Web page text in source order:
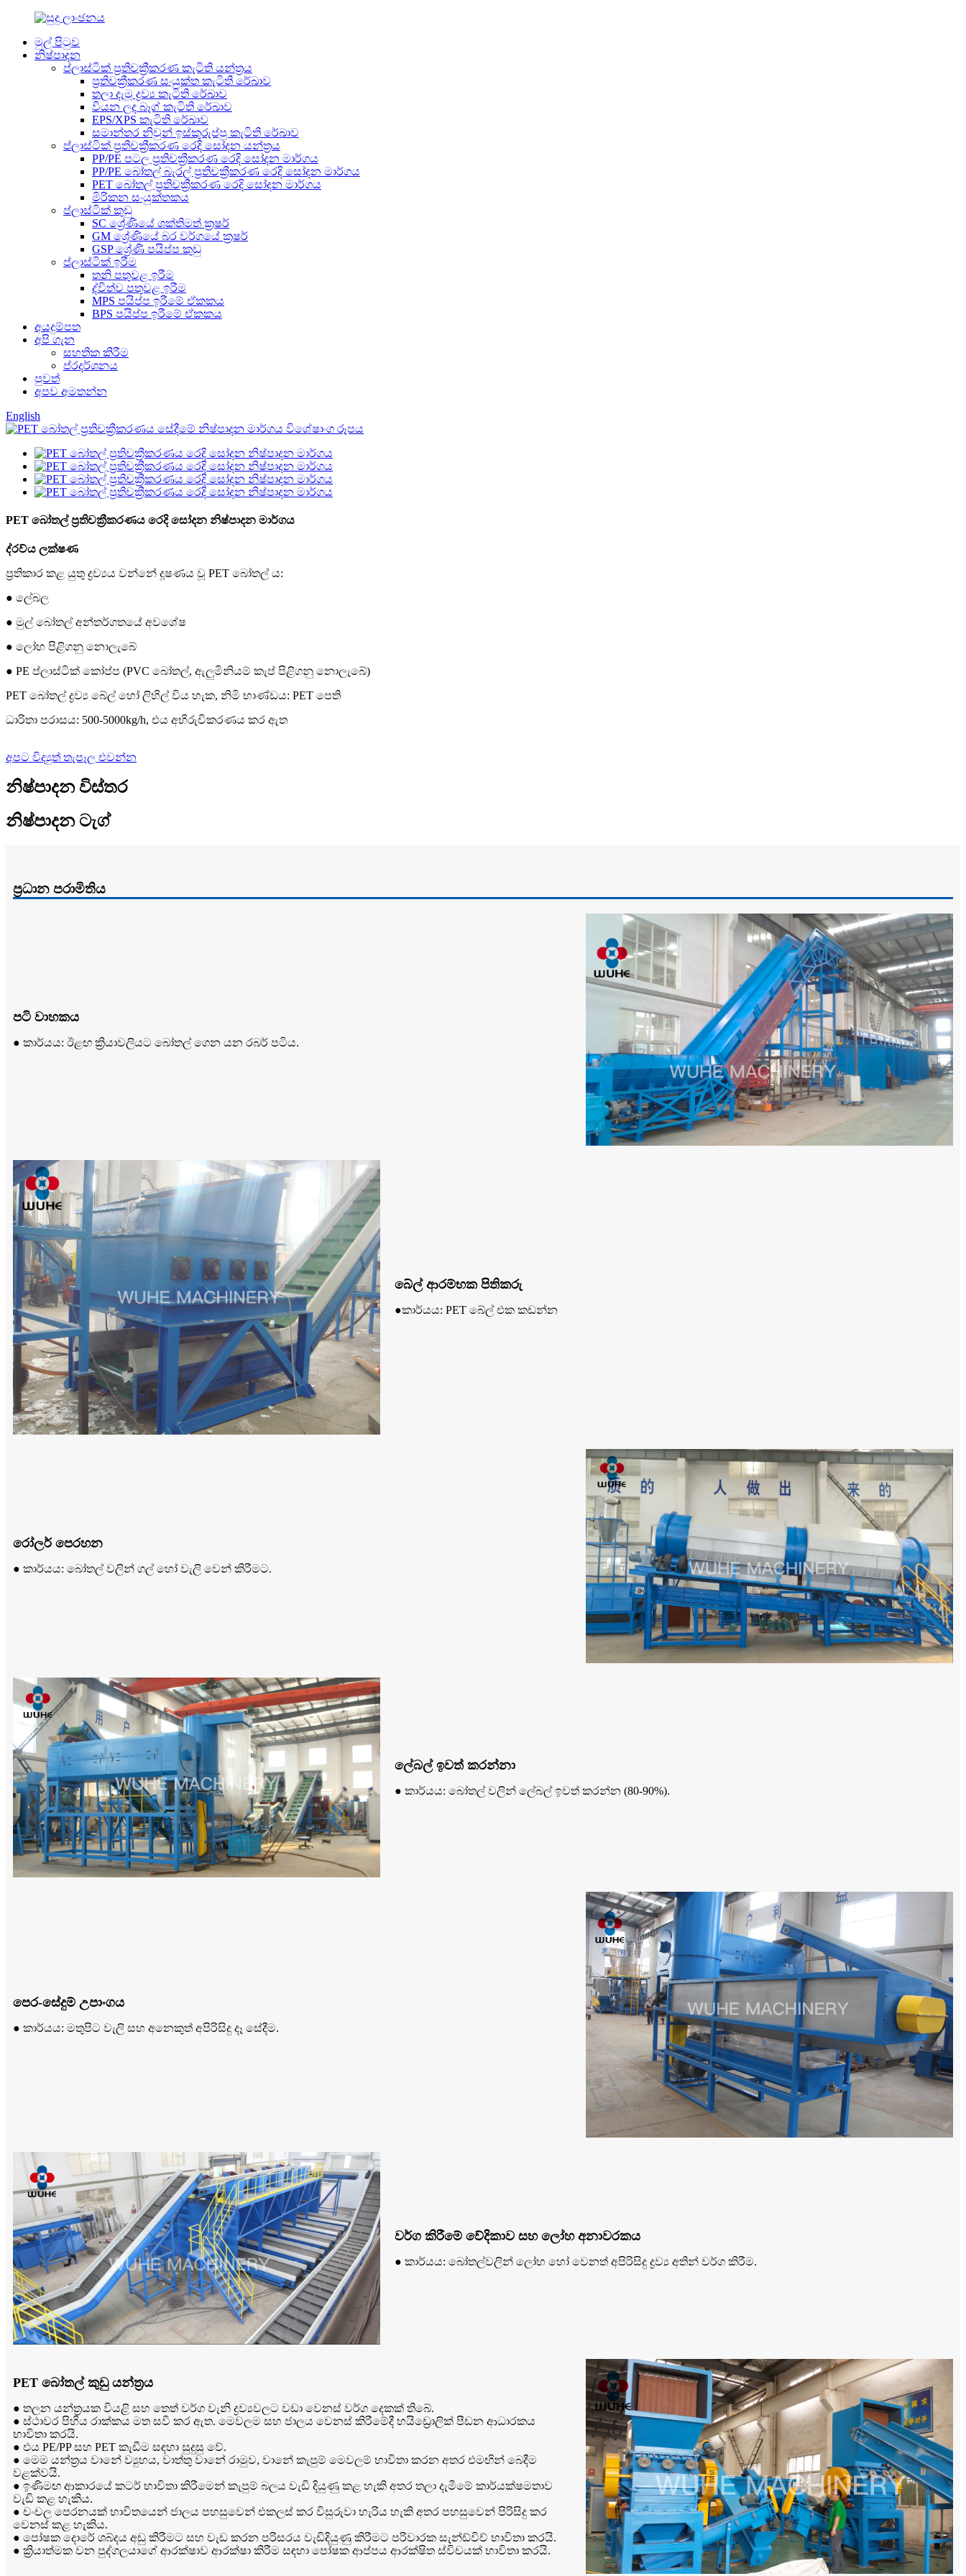
මුල් පිටුව
නිෂ්පාදන
ප්ලාස්ටික් ප්‍රතිචක්‍රීකරණ කැටිති යන්ත්‍රය
ප්‍රතිචක්‍රීකරණ සංයුක්ත කැටිති රේඛාව
තලා දැමූ ද්‍රව්‍ය කැටිති රේඛාව
වියන ලද බෑග් කැටිති රේඛාව
EPS/XPS කැටිති රේඛාව
සමාන්තර නිවුන් ඉස්කුරුප්පු කැටිති රේඛාව
ප්ලාස්ටික් ප්‍රතිචක්‍රීකරණ රෙදි සෝදන යන්ත්‍රය
PP/PE පටල ප්‍රතිචක්‍රීකරණ රෙදි සෝදන මාර්ගය
PP/PE බෝතල් බැරල් ප්‍රතිචක්‍රීකරණ රෙදි සෝදන මාර්ගය
PET බෝතල් ප්‍රතිචක්‍රීකරණ රෙදි සෝදන මාර්ගය
මිරිකන සංයුක්තකය
ප්ලාස්ටික් කුඩු
SC ශ්‍රේණියේ ශක්තිමත් ක්‍රෂර්
GM ශ්‍රේණියේ බර වර්ගයේ ක්‍රෂර්
GSP ශ්‍රේණි පයිප්ප කුඩු
ප්ලාස්ටික් ඉරීම
තනි පතුවළ ඉරීම
ද්විත්ව පතුවළ ඉරීම
MPS පයිප්ප ඉරීමේ ඒකකය
BPS පයිප්ප ඉරීමේ ඒකකය
අයදුම්පත
අපි ගැන
සහතික කිරීම
ප්රදර්ශනය
පුවත්
අපව අමතන්න
English
PET බෝතල් ප්‍රතිචක්‍රීකරණය රෙදි සෝදන නිෂ්පාදන මාර්ගය
ද්රව්ය ලක්ෂණ
ප්‍රතිකාර කළ යුතු ද්‍රව්‍යය වන්නේ දූෂණය වූ PET බෝතල් ය:
● ලේබල
● මුල් බෝතල් අන්තර්ගතයේ අවශේෂ
● ලෝහ පිළිගනු නොලැබේ
● PE ප්ලාස්ටික් කෝප්ප (PVC බෝතල්, ඇලුමිනියම් කැප් පිළිගනු නොලැබේ)
PET බෝතල් ද්‍රව්‍ය බේල් හෝ ලිහිල් විය හැක, නිමි භාණ්ඩය: PET පෙති
ධාරිතා පරාසය: 500-5000kg/h, එය අභිරුචිකරණය කර ඇත
අපට විද්‍යුත් තැපෑල එවන්න
නිෂ්පාදන විස්තර
නිෂ්පාදන ටැග්
ප්‍රධාන පරාමිතිය
පටි වාහකය
● කාර්යය: ඊළඟ ක්‍රියාවලියට බෝතල් ගෙන යන රබර් පටිය.
බේල් ආරම්භක පිතිකරු
●කාර්යය: PET බේල් එක කඩන්න
රෝලර් පෙරහන
● කාර්යය: බෝතල් වලින් ගල් හෝ වැලි වෙන් කිරීමට.
ලේබල් ඉවත් කරන්නා
● කාර්යය: බෝතල් වලින් ලේබල් ඉවත් කරන්න (80-90%).
පෙර-සේදුම් උපාංගය
● කාර්යය: මතුපිට වැලි සහ අනෙකුත් අපිරිසිදු දෑ සේදීම.
වර්ග කිරීමේ වේදිකාව සහ ලෝහ අනාවරකය
● කාර්යය: බෝතල්වලින් ලෝහ හෝ වෙනත් අපිරිසිදු ද්‍රව්‍ය අතින් වර්ග කිරීම.
PET බෝතල් කුඩු යන්ත්‍රය
● තලන යන්ත්‍රයක වියළි සහ තෙත් වර්ග වැනි ද්‍රව්‍යවලට වඩා වෙනස් වර්ග දෙකක් තිබේ.
● ස්ථාවර පිහිය රාක්කය මත සවි කර ඇත. මෙවලම සහ ජාලය වෙනස් කිරීමේදී හයිඩ්‍රොලික් පීඩන ආධාරකය
භාවිතා කරයි.
● එය PE/PP සහ PET කැඩීම සඳහා සුදුසු වේ.
● මෙම යන්ත්‍රය වානේ ව්‍යුහය, වාත්තු වානේ රාමුව, වානේ කැපුම් මෙවලම් භාවිතා කරන අතර එමඟින් බෙදීම
වළක්වයි.
● ඉණිමඟ ආකාරයේ කටර් භාවිතා කිරීමෙන් කැපුම් බලය වැඩි දියුණු කළ හැකි අතර තලා දැමීමේ කාර්යක්ෂමතාව
වැඩි කළ හැකිය.
● චංචල පෙරනයක් භාවිතයෙන් ජාලය පහසුවෙන් එකලස් කර විසුරුවා හැරිය හැකි අතර පහසුවෙන් පිරිසිදු කර
වෙනස් කළ හැකිය.
● පෝෂක දොරේ ශබ්දය අඩු කිරීමට සහ වැඩ කරන පරිසරය වැඩිදියුණු කිරීමට පරිවාරක සැන්ඩ්විච් භාවිතා කරයි.
● ක්‍රියාත්මක වන පුද්ගලයාගේ ආරක්ෂාව ආරක්ෂා කිරීම සඳහා පෝෂක ආප්පය ආරක්ෂිත ස්විචයක් භාවිතා කරයි.